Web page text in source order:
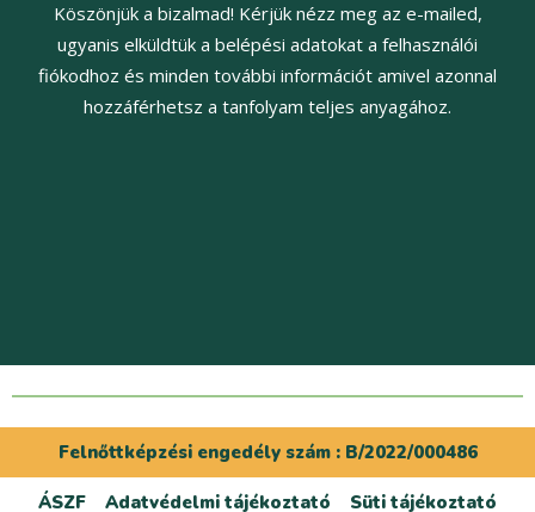
Köszönjük a bizalmad! Kérjük nézz meg az e-mailed,
ugyanis elküldtük a belépési adatokat a felhasználói
fiókodhoz és minden további információt amivel azonnal
hozzáférhetsz a tanfolyam teljes anyagához.
Felnőttképzési engedély szám : B/2022/000486
ÁSZF Adatvédelmi tájékoztató Süti tájékoztató